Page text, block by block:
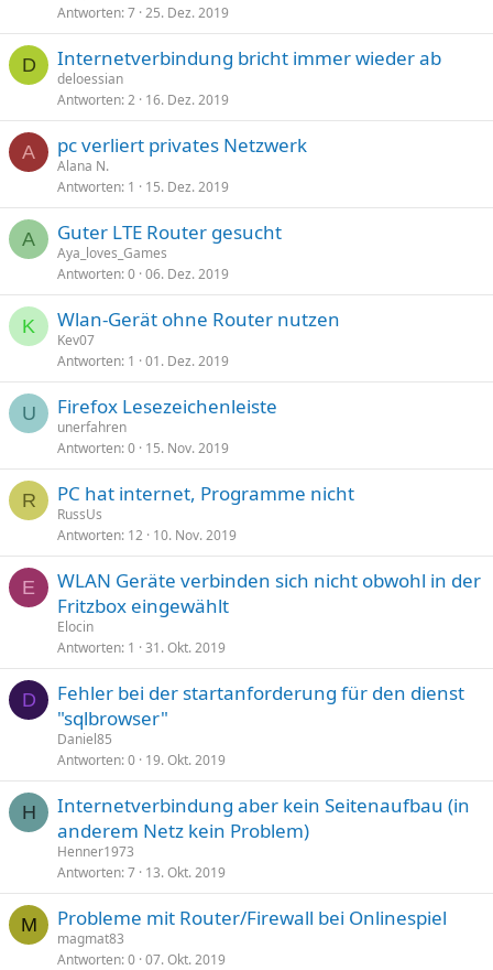
Antworten 7 25. Dez. 2019
D Internetverbindung bricht immer wieder ab
deloessian
Antworten 2 16. Dez. 2019
A pc verliert privates Netzwerk
Alana N.
Antworten 1 15. Dez. 2019
A Guter LTE Router gesucht
Aya_loves_Games
Antworten 0 06. Dez. 2019
K Wlan-Gerät ohne Router nutzen
Kev07
Antworten 1 01. Dez. 2019
U Firefox Lesezeichenleiste
unerfahren
Antworten 0 15. Nov. 2019
R PC hat internet, Programme nicht
RussUs
Antworten 12 10. Nov. 2019
E
WLAN Geräte verbinden sich nicht obwohl in der
Fritzbox eingewählt
Elocin
Antworten 1 31. Okt. 2019
D
Fehler bei der startanforderung für den dienst
"sqlbrowser"
Daniel85
Antworten 0 19. Okt. 2019
H
Internetverbindung aber kein Seitenaufbau (in
anderem Netz kein Problem)
Henner1973
Antworten 7 13. Okt. 2019
M Probleme mit Router/Firewall bei Onlinespiel
magmat83
Antworten 0 07. Okt. 2019